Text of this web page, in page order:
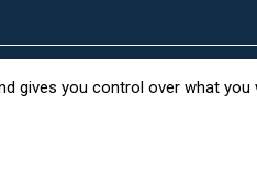
gives you control over what you